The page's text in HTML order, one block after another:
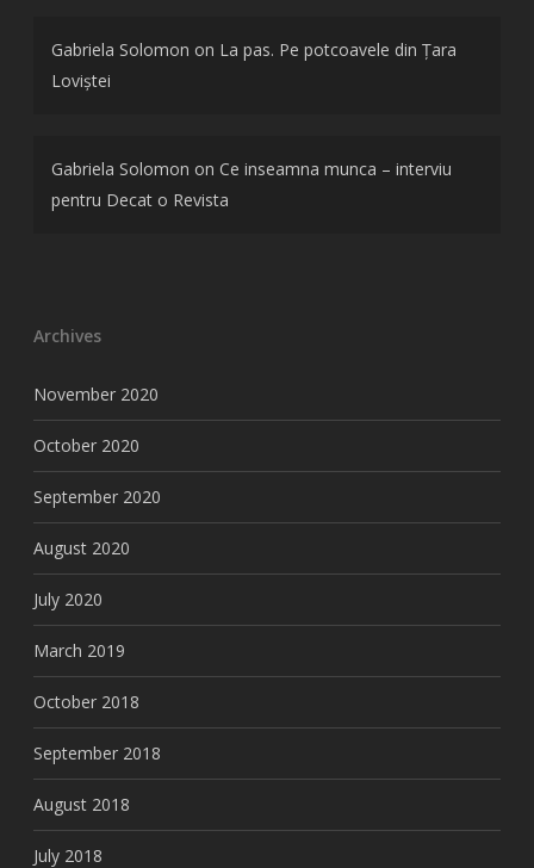
Gabriela Solomon on La pas. Pe potcoavele din Țara
Loviștei
Gabriela Solomon on Ce inseamna munca – interviu
pentru Decat o Revista
Archives
November 2020
October 2020
September 2020
August 2020
July 2020
March 2019
October 2018
September 2018
August 2018
July 2018